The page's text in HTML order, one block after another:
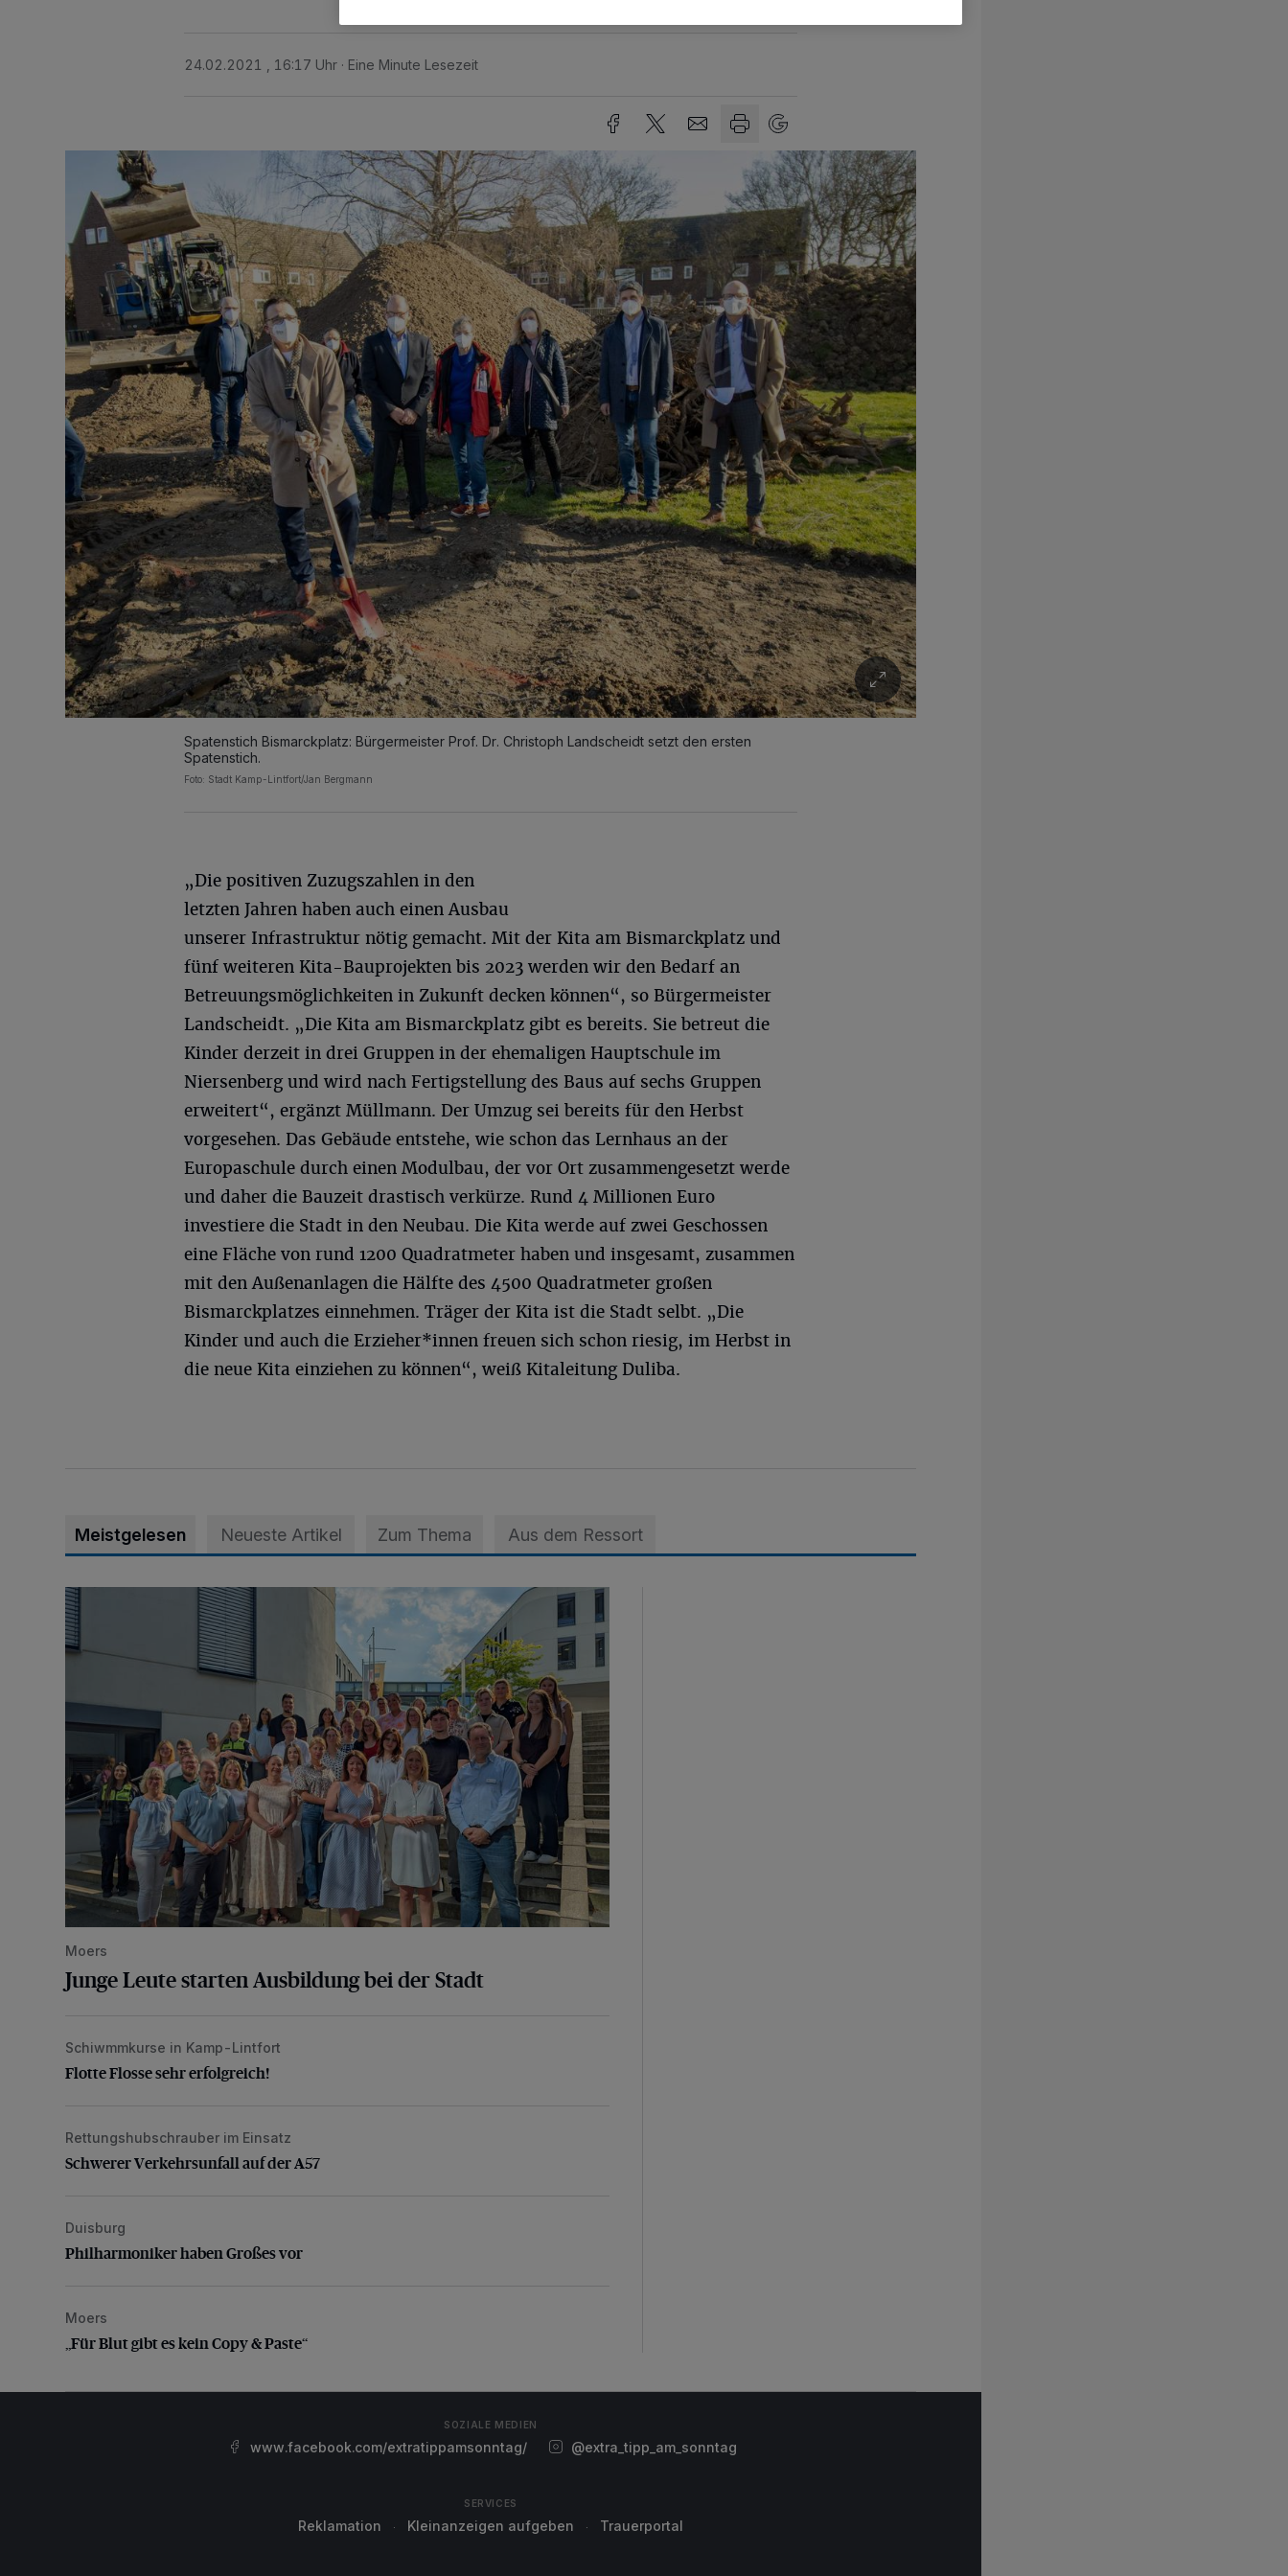
24.02.2021 , 16:17 Uhr Eine Minute Lesezeit
Spatenstich Bismarckplatz: Bürgermeister Prof. Dr. Christoph Landscheidt setzt den ersten
Spatenstich.
Foto: Stadt Kamp-Lintfort/Jan Bergmann
„Die positiven Zuzugszahlen in den
letzten Jahren haben auch einen Ausbau
unserer Infrastruktur nötig gemacht. Mit der Kita am Bismarckplatz und
fünf weiteren Kita-Bauprojekten bis 2023 werden wir den Bedarf an
Betreuungsmöglichkeiten in Zukunft decken können“, so Bürgermeister
Landscheidt. „Die Kita am Bismarckplatz gibt es bereits. Sie betreut die
Kinder derzeit in drei Gruppen in der ehemaligen Hauptschule im
Niersenberg und wird nach Fertigstellung des Baus auf sechs Gruppen
erweitert“, ergänzt Müllmann. Der Umzug sei bereits für den Herbst
vorgesehen. Das Gebäude entstehe, wie schon das Lernhaus an der
Europaschule durch einen Modulbau, der vor Ort zusammengesetzt werde
und daher die Bauzeit drastisch verkürze. Rund 4 Millionen Euro
investiere die Stadt in den Neubau. Die Kita werde auf zwei Geschossen
eine Fläche von rund 1200 Quadratmeter haben und insgesamt, zusammen
mit den Außenanlagen die Hälfte des 4500 Quadratmeter großen
Bismarckplatzes einnehmen. Träger der Kita ist die Stadt selbt. „Die
Kinder und auch die Erzieher*innen freuen sich schon riesig, im Herbst in
die neue Kita einziehen zu können“, weiß Kitaleitung Duliba.
Meistgelesen Neueste Artikel Zum Thema Aus dem Ressort
Junge Leute starten Ausbildung bei der Stadt
Moers
Junge Leute starten Ausbildung bei der Stadt
Flotte Flosse sehr erfolgreich!
Schiwmmkurse in Kamp-Lintfort
Flotte Flosse sehr erfolgreich!
Schwerer Verkehrsunfall auf der A57
Rettungshubschrauber im Einsatz
Schwerer Verkehrsunfall auf der A57
Philharmoniker haben Großes vor
Duisburg
Philharmoniker haben Großes vor
„Für Blut gibt es kein Copy & Paste“
Moers
„Für Blut gibt es kein Copy & Paste“
SOZIALE MEDIEN
www.facebook.com/extratippamsonntag/ @extra_tipp_am_sonntag
SERVICES
Reklamation Kleinanzeigen aufgeben Trauerportal